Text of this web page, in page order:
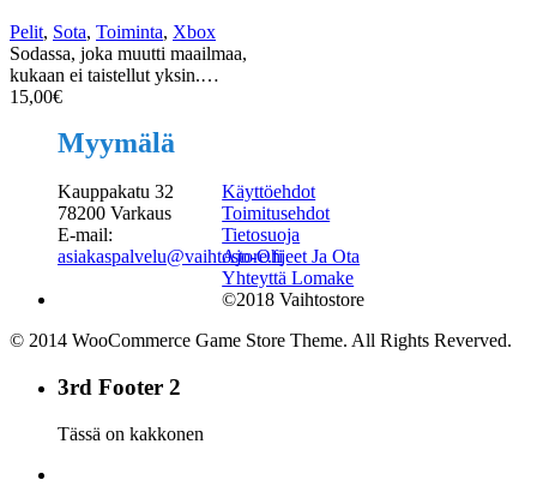
Pelit, Sota, Toiminta, Xbox
Sodassa, joka muutti maailmaa,
kukaan ei taistellut yksin.…
15,00€
Myymälä
Kauppakatu 32
78200 Varkaus
E-mail:
asiakaspalvelu@vaihtostore.fi
Käyttöehdot
Toimitusehdot
Tietosuoja
Ajo-Ohjeet Ja Ota
Yhteyttä Lomake
©2018 Vaihtostore
© 2014 WooCommerce Game Store Theme. All Rights Reverved.
3rd Footer 2
Tässä on kakkonen